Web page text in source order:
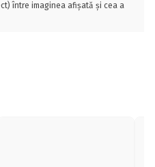
între imaginea afișată și cea a